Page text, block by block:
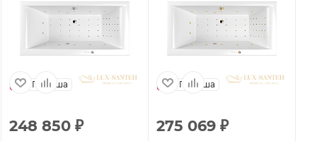
Польша
248 850 ₽
Польша
275 069 ₽